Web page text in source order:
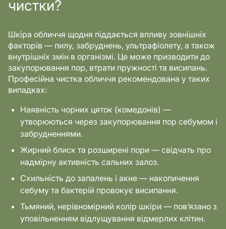
чистки?
Шкіра обличчя щодня піддається впливу зовнішніх
факторів — пилу, забруднень, ультрафіолету, а також
внутрішніх змін в організмі. Це може призводити до
закупорювання пор, втрати пружності та висипань.
Професійна чистка обличчя рекомендована у таких
випадках:
Наявність чорних цяток (комедонів) —
утворюються через закупорювання пор себумом і
забрудненнями.
Жирний блиск та розширені пори — свідчать про
надмірну активність сальних залоз.
Схильність до запалень і акне — накопичення
себуму та бактерій провокує висипання.
Тьмяний, нерівномірний колір шкіри — пов’язано з
уповільненням відлущування відмерлих клітин.